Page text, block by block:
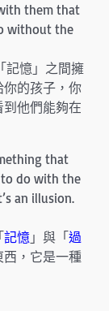
them that
without the
記憶」之間擁
的孩子，你
他們能夠在
that
do with the
an illusion.
記憶 」與「 過
西，它是一種